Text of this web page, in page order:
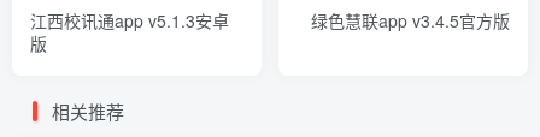
江西校讯通app v5.1.3安卓
版
绿色慧联app v3.4.5官方版
相关推荐